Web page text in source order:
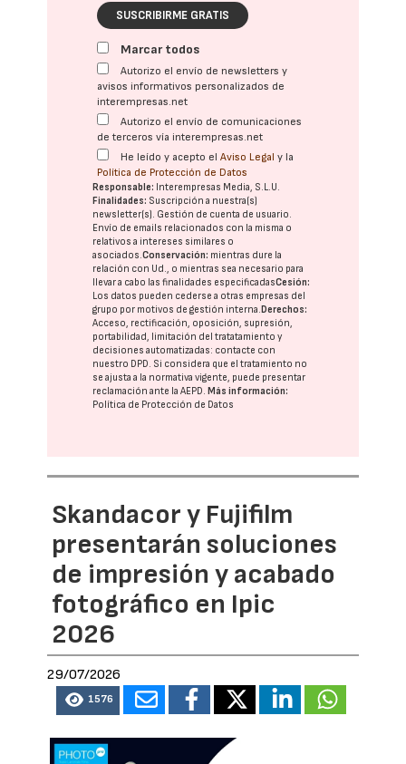
SUSCRIBIRME GRATIS
Marcar todos
Autorizo el envío de newsletters y
avisos informativos personalizados de
interempresas.net
Autorizo el envío de comunicaciones
de terceros vía interempresas.net
He leído y acepto elAviso Legal y la
Política de Protección de Datos
Responsable: Interempresas Media, S.L.U.
Finalidades: Suscripción a nuestra(s)
newsletter(s). Gestión de cuenta de usuario.
Envío de emails relacionados con la misma o
relativos a intereses similares o
asociados.Conservación: mientras dure la
relación con Ud., o mientras sea necesario para
llevar a cabo las finalidades especificadasCesión:
Los datos pueden cederse a otras empresas del
grupo por motivos de gestión interna.Derechos:
Acceso, rectificación, oposición, supresión,
portabilidad, limitación del tratatamiento y
decisiones automatizadas: contacte con
nuestro DPD. Si considera que el tratamiento no
se ajusta a la normativa vigente, puede presentar
reclamación ante laAEPD.Más información:
Política de Protección de Datos
Skandacor y Fujifilm
presentarán soluciones
de impresión y acabado
fotográfico en Ipic
2026
29/07/2026
1576